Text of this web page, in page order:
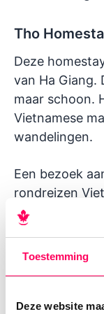
Toestemming
Deze website
Tho
Deze
van Ha Giang.
maar schoon.
Vietnamese
wandelingen.
Een bezoek
rondreizen
graag een